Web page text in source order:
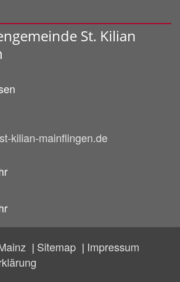
St. Kilian
kilian-mainflingen.de
Sitemap
Impressum